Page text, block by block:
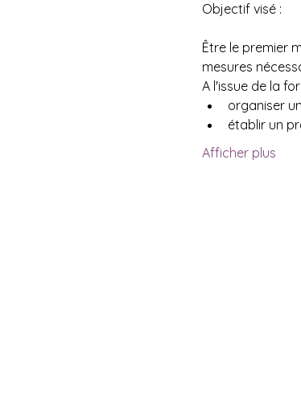
Objectif visé :
Être le premier
mesures
A l'issue de la
organiser
établir un
Afficher plus